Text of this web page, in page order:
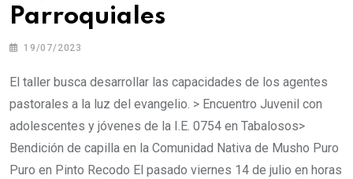
Parroquiales
19/07/2023
El taller busca desarrollar las capacidades de los agentes
pastorales a la luz del evangelio. > Encuentro Juvenil con
adolescentes y jóvenes de la I.E. 0754 en Tabalosos>
Bendición de capilla en la Comunidad Nativa de Musho Puro
Puro en Pinto Recodo El pasado viernes 14 de julio en horas